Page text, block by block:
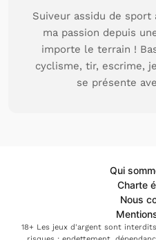
Suiveur assidu de sport
ma passion depuis
importe le terrain !
cyclisme, tir, escrime,
se présente
Qui
Charte
Nous
18+ Les jeux d'argent sont